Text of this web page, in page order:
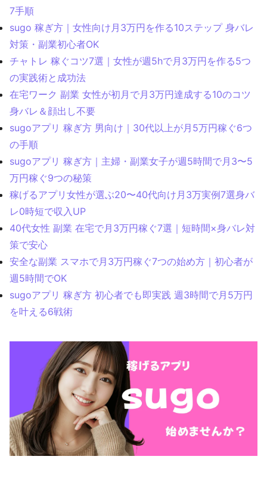
7手順
sugo 稼ぎ方｜女性向け月3万円を作る10ステップ 身バレ
対策・副業初心者OK
チャトレ 稼ぐコツ7選｜女性が週5hで月3万円を作る5つ
の実践術と成功法
在宅ワーク 副業 女性が初月で月3万円達成する10のコツ
身バレ＆顔出し不要
sugoアプリ 稼ぎ方 男向け｜30代以上が月5万円稼ぐ6つ
の手順
sugoアプリ 稼ぎ方｜主婦・副業女子が週5時間で月3〜5
万円稼ぐ9つの秘策
稼げるアプリ女性が選ぶ20〜40代向け月3万実例7選身バ
レ0時短で収入UP
40代女性 副業 在宅で月3万円稼ぐ7選｜短時間×身バレ対
策で安心
安全な副業 スマホで月3万円稼ぐ7つの始め方｜初心者が
週5時間でOK
sugoアプリ 稼ぎ方 初心者でも即実践 週3時間で月5万円
を叶える6戦術